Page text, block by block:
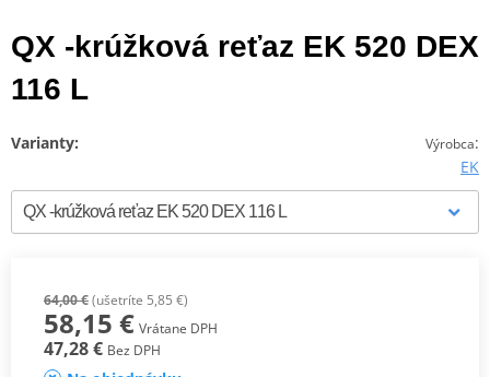
QX -krúžková reťaz EK 520 DEX
116 L
Výrobca:
EK
Varianty:
64,00 €(ušetríte 5,85 €)
58,15 € Vrátane DPH
47,28 € Bez DPH